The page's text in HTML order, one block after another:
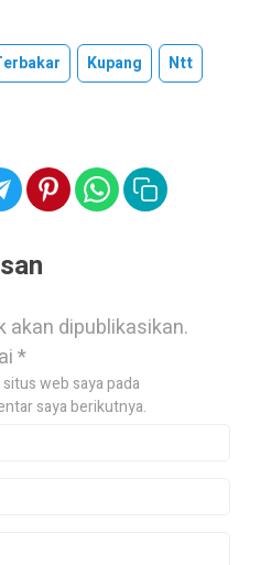
Kupang
Ntt
akan dipublikasikan.
*
web saya pada
saya berikutnya.